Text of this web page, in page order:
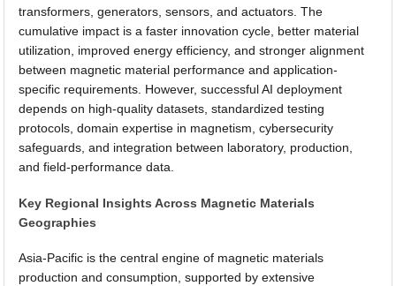
transformers, generators, sensors, and actuators. The
cumulative impact is a faster innovation cycle, better material
utilization, improved energy efficiency, and stronger alignment
between magnetic material performance and application-
specific requirements. However, successful AI deployment
depends on high-quality datasets, standardized testing
protocols, domain expertise in magnetism, cybersecurity
safeguards, and integration between laboratory, production,
and field-performance data.
Key Regional Insights Across Magnetic Materials
Geographies
Asia-Pacific is the central engine of magnetic materials
production and consumption, supported by extensive